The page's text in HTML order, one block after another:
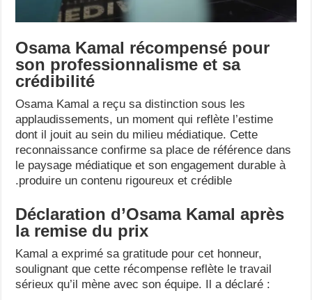
Osama Kamal récompensé pour
son professionnalisme et sa
crédibilité
Osama Kamal a reçu sa distinction sous les
applaudissements, un moment qui reflète l’estime
dont il jouit au sein du milieu médiatique. Cette
reconnaissance confirme sa place de référence dans
le paysage médiatique et son engagement durable à
produire un contenu rigoureux et crédible.
Déclaration d’Osama Kamal après
la remise du prix
Kamal a exprimé sa gratitude pour cet honneur,
soulignant que cette récompense reflète le travail
sérieux qu’il mène avec son équipe. Il a déclaré :